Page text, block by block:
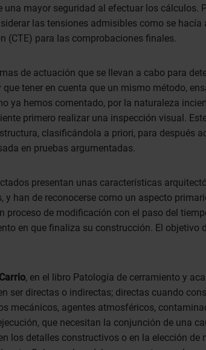
una mayor seguridad al efectuar los cálculos.
las tensiones admisibles como se
(CTE) para las comprobaciones finales.
de actuación que se llevan a cabo para
tener en cuenta que un mismo método,
ya hemos comentado, por la naturaleza
primero realizar una inspección visual.
clasificándola a priori, para después
en pruebas argumentadas.
presentan unas características
y han de reconocerse como un aspecto
proceso de modificación con el paso del
en que finaliza su construcción. El objetivo
, en el libro Patología de cerramiento y
ser directas o indirectas; directas cuando
mecánicos, agentes atmosféricos,
que necesitan la conjunción de una
los detalles constructivos o en la elección